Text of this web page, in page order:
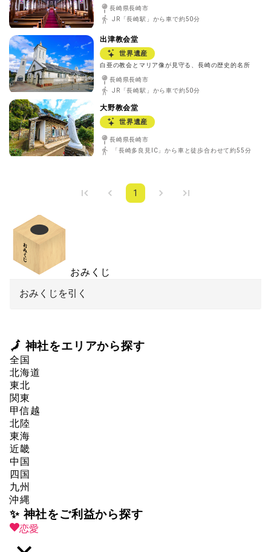
長崎県長崎市
JR「長崎駅」から車で約50分
出津教会堂
世界遺産
白亜の教会とマリア像が見守る、長崎の歴史的名所
長崎県長崎市
JR「長崎駅」から車で約50分
大野教会堂
世界遺産
長崎県長崎市
「長崎多良見IC」から車と徒歩合わせて約55分
1
おみくじ
おみくじを引く
🗾 神社をエリアから探す
全国
北海道
東北
関東
甲信越
北陸
東海
近畿
中国
四国
九州
沖縄
✨ 神社をご利益から探す
恋愛